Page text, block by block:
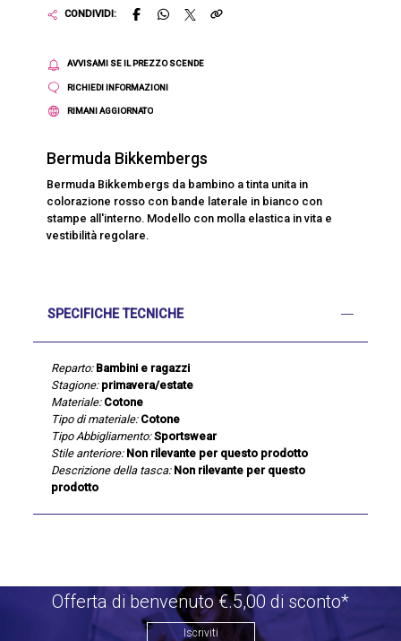
CONDIVIDI:
AVVISAMI SE IL PREZZO SCENDE
RICHIEDI INFORMAZIONI
RIMANI AGGIORNATO
Bermuda Bikkembergs
Bermuda Bikkembergs da bambino a tinta unita in
colorazione rosso con bande laterale in bianco con
stampe all'interno. Modello con molla elastica in vita e
vestibilità regolare.
SPECIFICHE TECNICHE
Reparto: Bambini e ragazzi
Stagione: primavera/estate
Materiale: Cotone
Tipo di materiale: Cotone
Tipo Abbigliamento: Sportswear
Stile anteriore: Non rilevante per questo prodotto
Descrizione della tasca: Non rilevante per questo
prodotto
Offerta di benvenuto €.5,00 di sconto*
Iscriviti